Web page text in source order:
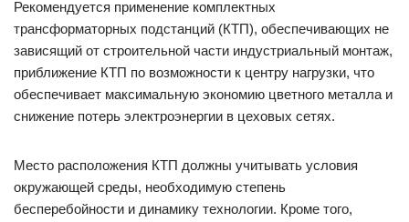
Рекомендуется применение комплектных
трансформаторных подстанций (КТП), обеспечивающих не
зависящий от строительной части индустриальный монтаж,
приближение КТП по возможности к центру нагрузки, что
обеспечивает максимальную экономию цветного металла и
снижение потерь электроэнергии в цеховых сетях.
Место расположения КТП должны учитывать условия
окружающей среды, необходимую степень
бесперебойности и динамику технологии. Кроме того,